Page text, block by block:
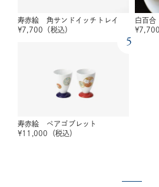
寿赤絵 角サンドイッチトレイ
¥7,700 （税込）
白百
¥7,700
5
寿赤絵 ペアゴブレット
¥11,000 （税込）